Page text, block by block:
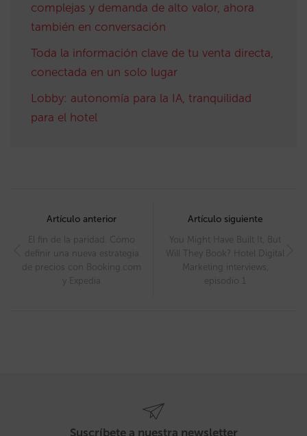
complejas y demanda de alto valor, ahora
también en conversación
Toda la información clave de tu venta directa,
conectada en un solo lugar
Lobby: autonomía para la IA, tranquilidad
para el hotel
navigation
Artículo anterior
El fin de la paridad. Cómo
definir una nueva estrategia
de precios con Booking.com
y Expedia
Artículo siguiente
You Might Have Built It, But
Will They Book? Hotel Digital
Marketing interviews,
episodio 1
Suscríbete a nuestra newsletter